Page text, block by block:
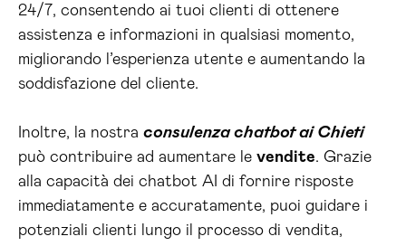
24/7, consentendo ai tuoi clienti di ottenere
assistenza e informazioni in qualsiasi momento,
migliorando l’esperienza utente e aumentando la
soddisfazione del cliente.
Inoltre, la nostra consulenza chatbot ai Chieti
può contribuire ad aumentare le vendite. Grazie
alla capacità dei chatbot AI di fornire risposte
immediatamente e accuratamente, puoi guidare i
potenziali clienti lungo il processo di vendita,